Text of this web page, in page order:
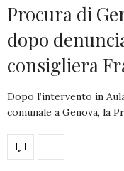
Procura di
dopo
consigliera
Dopo l’intervento in
comunale a Genova, la